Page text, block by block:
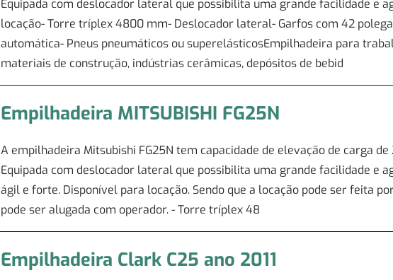
Equipada com deslocador lateral que possibilita uma grande facilidade e
locação- Torre tríplex 4800 mm- Deslocador lateral- Garfos com 42
automática- Pneus pneumáticos ou superelásticosEmpilhadeira para
materiais de construção, indústrias cerâmicas, depósitos de bebid
Empilhadeira MITSUBISHI FG25N
A empilhadeira Mitsubishi FG25N tem capacidade de elevação de carga
Equipada com deslocador lateral que possibilita uma grande facilidade e
ágil e forte. Disponível para locação. Sendo que a locação pode ser feita
pode ser alugada com operador. - Torre tríplex 48
Empilhadeira Clark C25 ano 2011